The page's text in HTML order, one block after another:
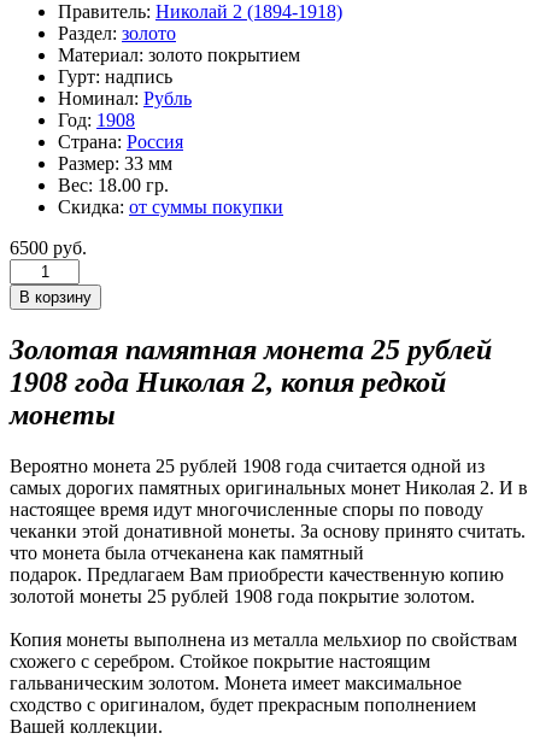
Правитель: Николай 2 (1894-1918)
Раздел: золото
Материал: золото покрытием
Гурт: надпись
Номинал: Рубль
Год: 1908
Страна: Россия
Размер: 33 мм
Вес: 18.00 гр.
Скидка: от суммы покупки
6500 руб.
Золотая памятная монета 25 рублей
1908 года Николая 2, копия редкой
монеты
Вероятно монета 25 рублей 1908 года считается одной из
самых дорогих памятных оригинальных монет Николая 2. И в
настоящее время идут многочисленные споры по поводу
чеканки этой донативной монеты. За основу принято считать.
что монета была отчеканена как памятный
подарок. Предлагаем Вам приобрести качественную копию
золотой монеты 25 рублей 1908 года покрытие золотом.
Копия монеты выполнена из металла мельхиор по свойствам
схожего с серебром. Стойкое покрытие настоящим
гальваническим золотом. Монета имеет максимальное
сходство с оригиналом, будет прекрасным пополнением
Вашей коллекции.